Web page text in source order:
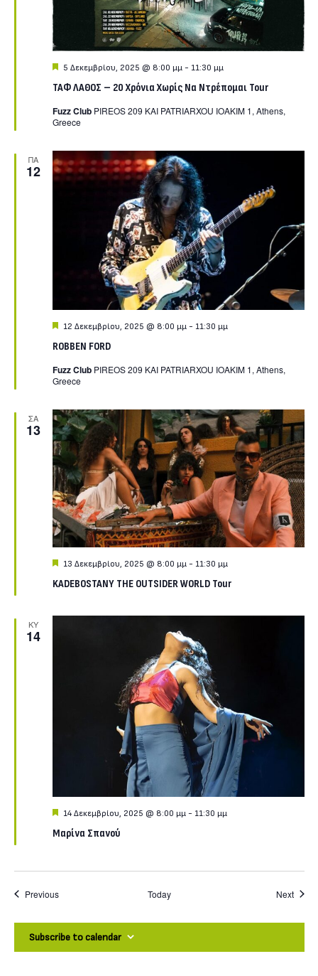
ΤΑΦ ΛΑΘΟΣ – 20 Χρόνια Χωρίς Να Ντρέπομαι Tour
Featured
5 Δεκεμβρίου, 2025 @ 8:00 μμ- 11:30 μμ
Fuzz Club PIREOS 209 KAI PATRIARXOU IOAKIM 1, Athens,
Greece
ΠΑ
12
ROBBEN FORD
Featured
12 Δεκεμβρίου, 2025 @ 8:00 μμ- 11:30 μμ
Fuzz Club PIREOS 209 KAI PATRIARXOU IOAKIM 1, Athens,
Greece
ΣΑ
13
KADEBOSTANY THE OUTSIDER WORLD Tour
Featured
13 Δεκεμβρίου, 2025 @ 8:00 μμ- 11:30 μμ
ΚΥ
14
Μαρίνα Σπανού
Featured
14 Δεκεμβρίου, 2025 @ 8:00 μμ- 11:30 μμ
PreviousEvents Today Next
Subscribe to calendar